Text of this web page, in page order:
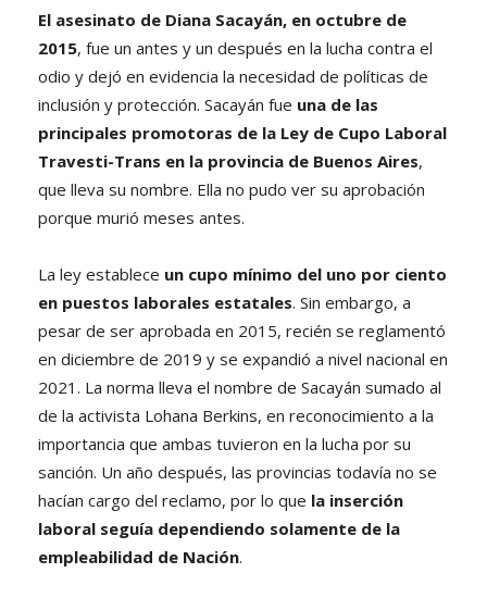
El asesinato de Diana Sacayán, en octubre de
2015, fue un antes y un después en la lucha contra el
odio y dejó en evidencia la necesidad de políticas de
inclusión y protección. Sacayán fue una de las
principales promotoras de la Ley de Cupo Laboral
Travesti-Trans en la provincia de Buenos Aires,
que lleva su nombre. Ella no pudo ver su aprobación
porque murió meses antes.
La ley establece un cupo mínimo del uno por ciento
en puestos laborales estatales. Sin embargo, a
pesar de ser aprobada en 2015, recién se reglamentó
en diciembre de 2019 y se expandió a nivel nacional en
2021. La norma lleva el nombre de Sacayán sumado al
de la activista Lohana Berkins, en reconocimiento a la
importancia que ambas tuvieron en la lucha por su
sanción. Un año después, las provincias todavía no se
hacían cargo del reclamo, por lo que la inserción
laboral seguía dependiendo solamente de la
empleabilidad de Nación.